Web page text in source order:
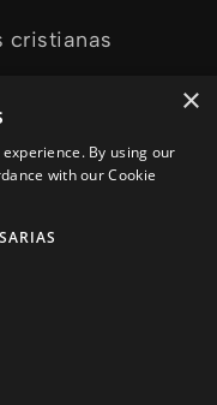
cristianas
×
By using our
with our Cookie